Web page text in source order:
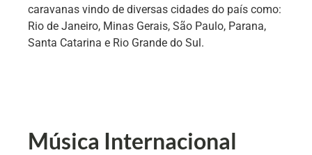
caravanas vindo de diversas cidades do país como:
Rio de Janeiro, Minas Gerais, São Paulo, Parana,
Santa Catarina e Rio Grande do Sul.
Música Internacional